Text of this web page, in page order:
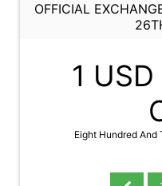
OFFICIAL
1 USD
Eight Hundred